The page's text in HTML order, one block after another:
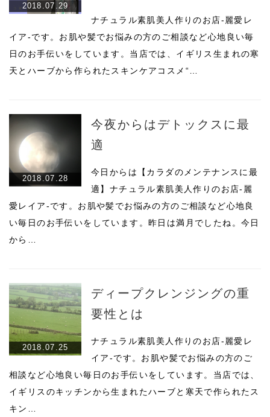
2018.07.29
ナチュラル素肌美人作りのお店-麗愛レ
イア-です。お肌や髪でお悩みの方のご相談など心地良い毎
日のお手伝いをしています。当店では、イギリス生まれの寒
天とハーブから作られたスキンケアコスメ“…
2018.07.28
今夜からはデトックスに最
適
今日からは【カラダのメンテナンスに最
適】ナチュラル素肌美人作りのお店-麗
愛レイア-です。お肌や髪でお悩みの方のご相談など心地良
い毎日のお手伝いをしています。昨日は満月でしたね。今日
から…
2018.07.25
ディープクレンジングの重
要性とは
ナチュラル素肌美人作りのお店-麗愛レ
イア-です。お肌や髪でお悩みの方のご
相談など心地良い毎日のお手伝いをしています。当店では、
イギリスのキッチンから生まれたハーブと寒天で作られたス
キン…